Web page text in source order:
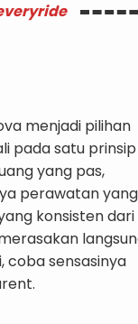
menjadi pilihan
pada satu prinsip
yang pas,
perawatan yang
konsisten dari
sensasinya